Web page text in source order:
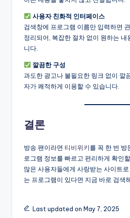
사용자 친화적 인터페이스
검색창에 프로그램 이름만 입력하면
정리되어, 복잡한 절차 없이 원하는 내
니다.
깔끔한 구성
과도한 광고나 불필요한 링크 없이 깔
자가 쾌적하게 이용할 수 있습니다.
결론
방송 팬이라면 티비위키를 꼭 한 번 방
로그램 정보를 빠르고 편리하게 확인
많은 사용자들에게 사랑받는 사이트
는 프로그램이 있다면 지금 바로 검색
Last updated on May 7, 2025